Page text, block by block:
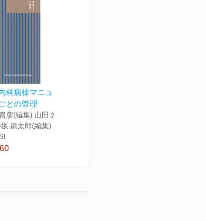
科病棟マニュアル
との管理
彦(編集) 山田 悠史(編
鎮太郎(編集)